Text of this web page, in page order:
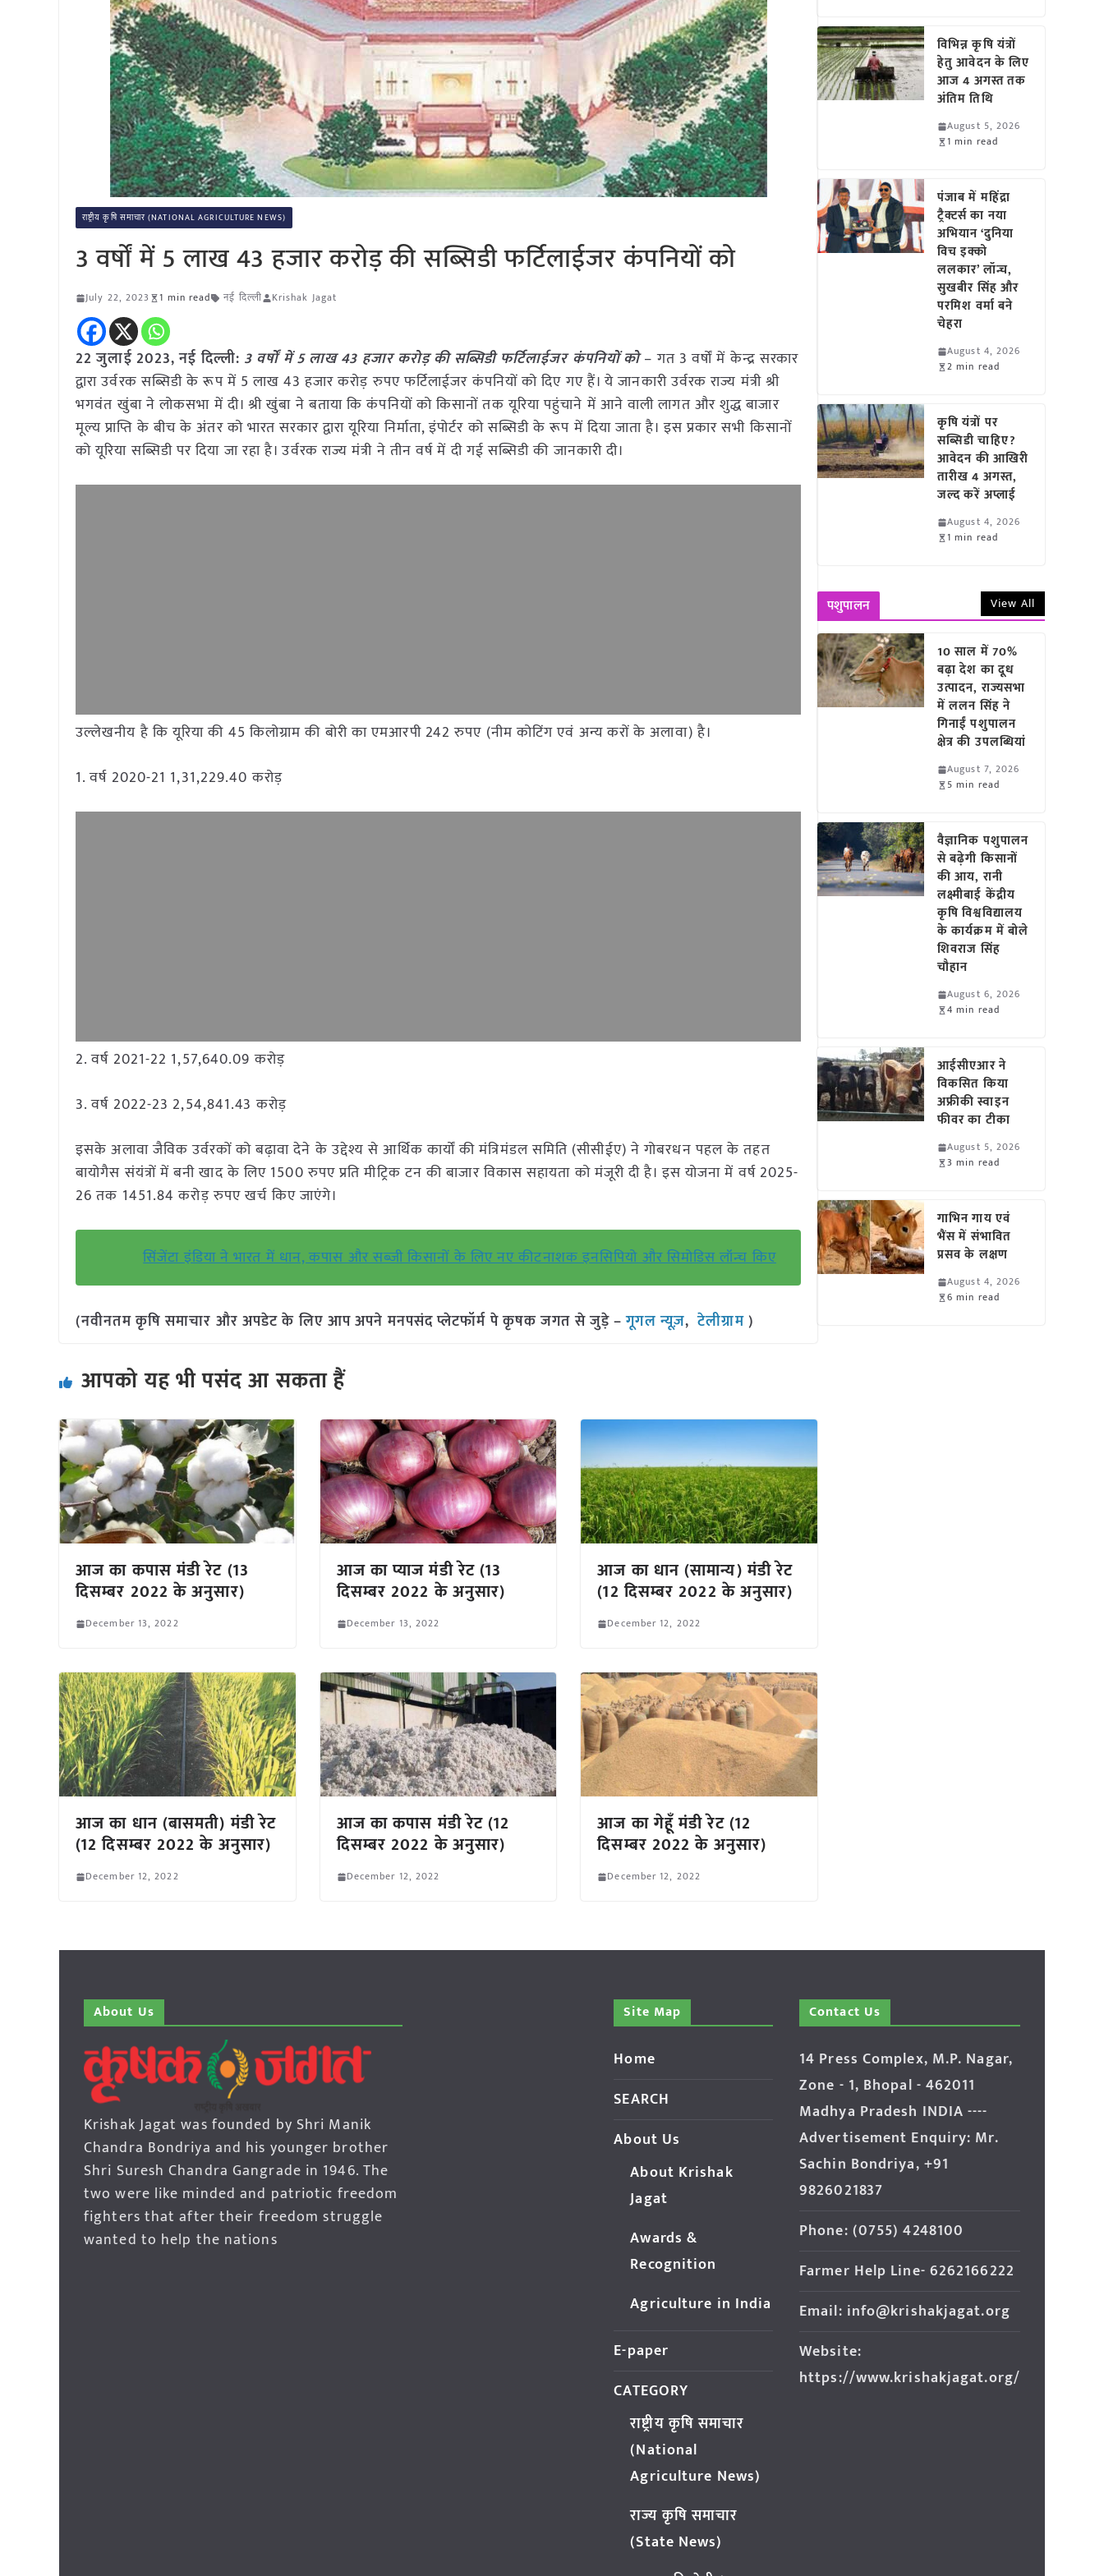
राष्ट्रीय कृषि समाचार (NATIONAL AGRICULTURE NEWS)
3 वर्षों में 5 लाख 43 हजार करोड़ की सब्सिडी फर्टिलाईजर कंपनियों को
July 22, 2023 1 min read नई दिल्ली Krishak Jagat
22 जुलाई 2023, नई दिल्ली: 3 वर्षों में 5 लाख 43 हजार करोड़ की सब्सिडी फर्टिलाईजर कंपनियों को– गत 3 वर्षों में केन्द्र सरकार
द्वारा उर्वरक सब्सिडी के रूप में 5 लाख 43 हजार करोड़ रुपए फर्टिलाईजर कंपनियों को दिए गए हैं। ये जानकारी उर्वरक राज्य मंत्री श्री
भगवंत खुंबा ने लोकसभा में दी। श्री खुंबा ने बताया कि कंपनियों को किसानों तक यूरिया पहुंचाने में आने वाली लागत और शुद्ध बाजार
मूल्य प्राप्ति के बीच के अंतर को भारत सरकार द्वारा यूरिया निर्माता, इंपोर्टर को सब्सिडी के रूप में दिया जाता है। इस प्रकार सभी किसानों
को यूरिया सब्सिडी पर दिया जा रहा है। उर्वरक राज्य मंत्री ने तीन वर्ष में दी गई सब्सिडी की जानकारी दी।
उल्लेखनीय है कि यूरिया की 45 किलोग्राम की बोरी का एमआरपी 242 रुपए (नीम कोटिंग एवं अन्य करों के अलावा) है।
1. वर्ष 2020-21 1,31,229.40 करोड़
2. वर्ष 2021-22 1,57,640.09 करोड़
3. वर्ष 2022-23 2,54,841.43 करोड़
इसके अलावा जैविक उर्वरकों को बढ़ावा देने के उद्देश्य से आर्थिक कार्यों की मंत्रिमंडल समिति (सीसीईए) ने गोबरधन पहल के तहत
बायोगैस संयंत्रों में बनी खाद के लिए 1500 रुपए प्रति मीट्रिक टन की बाजार विकास सहायता को मंजूरी दी है। इस योजना में वर्ष 2025-
26 तक 1451.84 करोड़ रुपए खर्च किए जाएंगे।
सिंजेंटा इंडिया ने भारत में धान, कपास और सब्जी किसानों के लिए नए कीटनाशक इनसिपियो और सिमोडिस लॉन्च किए
(नवीनतम कृषि समाचार और अपडेट के लिए आप अपने मनपसंद प्लेटफॉर्म पे कृषक जगत से जुड़े –गूगल न्यूज़,टेलीग्राम)
आपको यह भी पसंद आ सकता हैं
आज का कपास मंडी रेट (13
दिसम्बर 2022 के अनुसार)
December 13, 2022
आज का प्याज मंडी रेट (13
दिसम्बर 2022 के अनुसार)
December 13, 2022
आज का धान (सामान्य) मंडी रेट
(12 दिसम्बर 2022 के अनुसार)
December 12, 2022
आज का धान (बासमती) मंडी रेट
(12 दिसम्बर 2022 के अनुसार)
December 12, 2022
आज का कपास मंडी रेट (12
दिसम्बर 2022 के अनुसार)
December 12, 2022
आज का गेहूँ मंडी रेट (12
दिसम्बर 2022 के अनुसार)
December 12, 2022
विभिन्न कृषि यंत्रों
हेतु आवेदन के लिए
आज 4 अगस्त तक
अंतिम तिथि
August 5, 2026
1 min read
पंजाब में महिंद्रा
ट्रैक्टर्स का नया
अभियान ‘दुनिया
विच इक्को
ललकार’ लॉन्च,
सुखबीर सिंह और
परमिश वर्मा बने
चेहरा
August 4, 2026
2 min read
कृषि यंत्रों पर
सब्सिडी चाहिए?
आवेदन की आखिरी
तारीख 4 अगस्त,
जल्द करें अप्लाई
August 4, 2026
1 min read
पशुपालन View All
10 साल में 70%
बढ़ा देश का दूध
उत्पादन, राज्यसभा
में ललन सिंह ने
गिनाईं पशुपालन
क्षेत्र की उपलब्धियां
August 7, 2026
5 min read
वैज्ञानिक पशुपालन
से बढ़ेगी किसानों
की आय, रानी
लक्ष्मीबाई केंद्रीय
कृषि विश्वविद्यालय
के कार्यक्रम में बोले
शिवराज सिंह
चौहान
August 6, 2026
4 min read
आईसीएआर ने
विकसित किया
अफ्रीकी स्वाइन
फीवर का टीका
August 5, 2026
3 min read
गाभिन गाय एवं
भैंस में संभावित
प्रसव के लक्षण
August 4, 2026
6 min read
About Us
Krishak Jagat was founded by Shri Manik
Chandra Bondriya and his younger brother
Shri Suresh Chandra Gangrade in 1946. The
two were like minded and patriotic freedom
fighters that after their freedom struggle
wanted to help the nations
Site Map
Home
SEARCH
About Us
About Krishak
Jagat
Awards &
Recognition
Agriculture in India
E-paper
CATEGORY
राष्ट्रीय कृषि समाचार
(National
Agriculture News)
राज्य कृषि समाचार
(State News)
Contact Us
14 Press Complex, M.P. Nagar,
Zone - 1, Bhopal - 462011
Madhya Pradesh INDIA ----
Advertisement Enquiry: Mr.
Sachin Bondriya, +91
9826021837
Phone: (0755) 4248100
Farmer Help Line- 6262166222
Email: info@krishakjagat.org
Website:
https://www.krishakjagat.org/